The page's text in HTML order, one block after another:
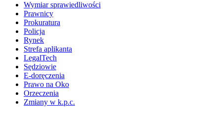
Wymiar sprawiedliwości
Prawnicy
Prokuratura
Policja
Rynek
Strefa aplikanta
LegalTech
Sędziowie
E-doręczenia
Prawo na Oko
Orzeczenia
Zmiany w k.p.c.